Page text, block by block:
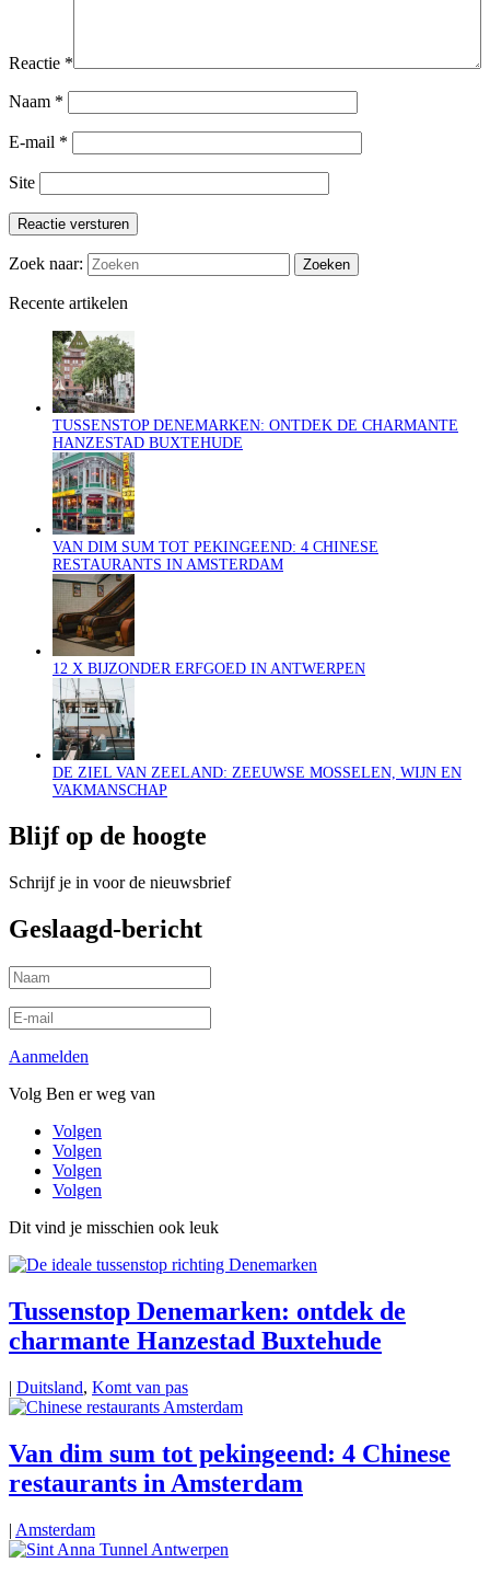
Reactie *
Naam *
E-mail *
Site
Reactie versturen
Zoek naar:
Recente artikelen
TUSSENSTOP DENEMARKEN: ONTDEK DE CHARMANTE
HANZESTAD BUXTEHUDE
VAN DIM SUM TOT PEKINGEEND: 4 CHINESE
RESTAURANTS IN AMSTERDAM
12 X BIJZONDER ERFGOED IN ANTWERPEN
DE ZIEL VAN ZEELAND: ZEEUWSE MOSSELEN, WIJN EN
VAKMANSCHAP
Blijf op de hoogte
Schrijf je in voor de nieuwsbrief
Geslaagd-bericht
Aanmelden
Volg Ben er weg van
Volgen
Volgen
Volgen
Volgen
Dit vind je misschien ook leuk
Tussenstop Denemarken: ontdek de
charmante Hanzestad Buxtehude
| Duitsland, Komt van pas
Van dim sum tot pekingeend: 4 Chinese
restaurants in Amsterdam
| Amsterdam